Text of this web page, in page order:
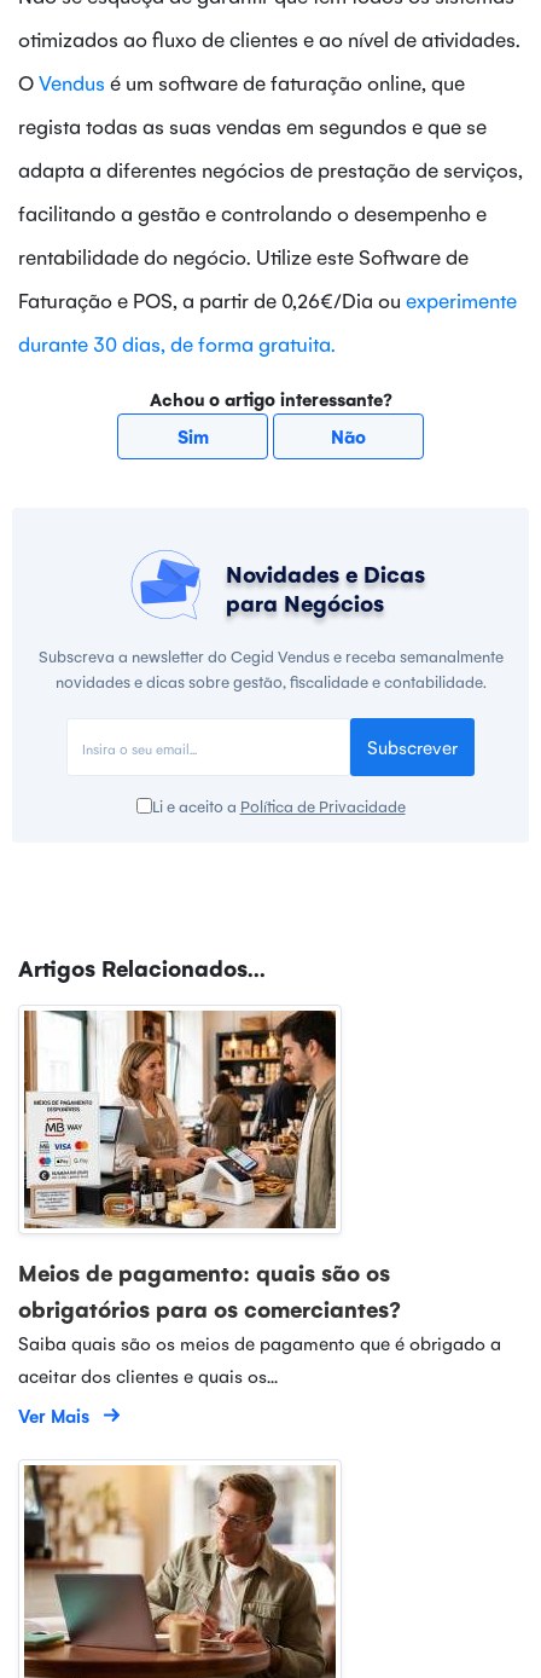
otimizados ao fluxo de clientes e ao nível de atividades.
OVendus é um software de faturação online, que
regista todas as suas vendas em segundos e que se
adapta a diferentes negócios de prestação de serviços,
facilitando a gestão e controlando o desempenho e
rentabilidade do negócio. Utilize este Software de
Faturação e POS, a partir de 0,26€/Dia ou experimente
durante 30 dias, de forma gratuita.
Achou o artigo interessante?
Sim
Não
Novidades e Dicas
para Negócios
Subscreva a newsletter do Cegid Vendus e receba semanalmente
novidades e dicas sobre gestão, fiscalidade e contabilidade.
Subscrever
Li e aceito a Política de Privacidade
Artigos Relacionados...
Meios de pagamento: quais são os
obrigatórios para os comerciantes?
Saiba quais são os meios de pagamento que é obrigado a
aceitar dos clientes e quais os...
Ver Mais